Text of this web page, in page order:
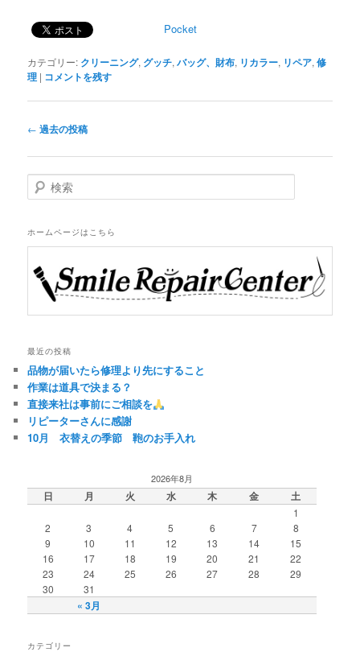
Pocket
カテゴリー: クリーニング, グッチ,バッグ、財布, リカラー, リペア,修
理 | コメントを残す
投
ナ
ビ
ゲ
シ
ョ
← 過去の投稿
検
索
ホームページはこちら
最近の投稿
品物が届いたら修理より先にすること
作業は道具で決まる？
直接来社は事前にご相談を
リピーターさんに感謝
10月 衣替えの季節 鞄のお手入れ
2026年8月
日 月 火 水 木 金 土
« 3月
1
2
3 4 5 6 7
8
9
10 11 12 13 14
15
16
17 18 19 20 21
22
23
24 25 26 27 28
29
30
31
カテゴリー